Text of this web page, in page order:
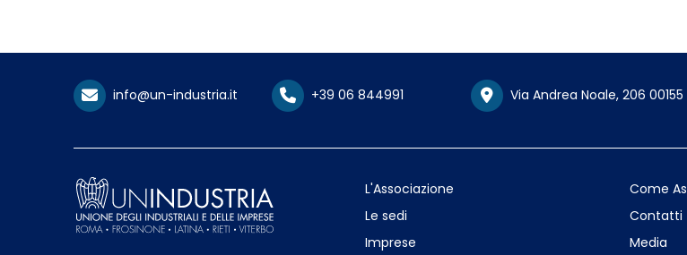
info@un-industria.it +39 06 844991 Via Andrea Noale, 206 00155
L'Associazione
Le sedi
Imprese
Come
Contatti
Media